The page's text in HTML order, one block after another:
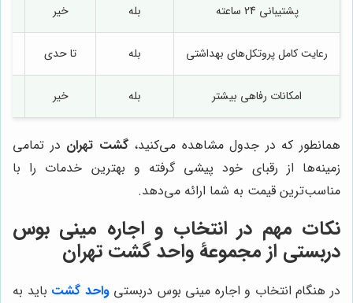
پشتیبانی 24 ساعته بله خیر
رعایت کامل پروتکل‌های بهداشتی بله تا حدی
امکانات رفاهی بیشتر بله خیر
همانطور که در جدول مشاهده می‌کنید،گشت تهران در تمامی
زمینه‌ها از رقبای خود پیشی گرفته و بهترین خدمات را با
مناسب‌ترین قیمت به شما ارائه می‌دهد.
نکات مهم در انتخاب و اجاره مینی بوس
دربستی از مجموعۀ واحد گشت تهران
در هنگام انتخاب و اجاره مینی بوس دربستیواحد گشت باید به